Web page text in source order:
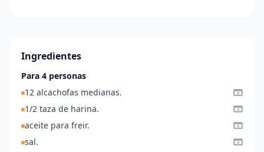
Ingredientes
Para 4 personas
12 alcachofas medianas.
1/2 taza de harina.
aceite para freir.
sal.